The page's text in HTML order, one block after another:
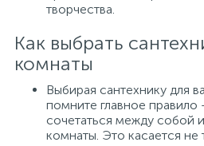
творчества.
Как выбрать
комнаты
Выбирая сантехнику для
помните главное правило
сочетаться между собой
комнаты. Это касается не